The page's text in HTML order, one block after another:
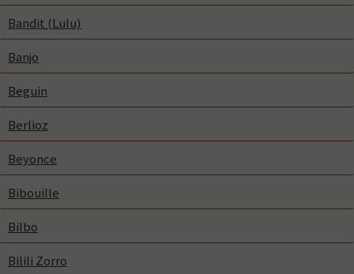
Bandit (Lulu)
Banjo
Beguin
Berlioz
Beyonce
Bibouille
Bilbo
Bilili Zorro